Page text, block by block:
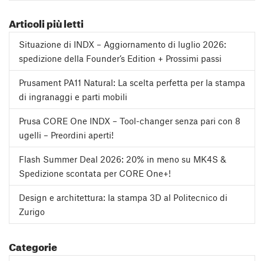
Articoli più letti
Situazione di INDX – Aggiornamento di luglio 2026:
spedizione della Founder’s Edition + Prossimi passi
Prusament PA11 Natural: La scelta perfetta per la stampa
di ingranaggi e parti mobili
Prusa CORE One INDX – Tool-changer senza pari con 8
ugelli – Preordini aperti!
Flash Summer Deal 2026: 20% in meno su MK4S &
Spedizione scontata per CORE One+!
Design e architettura: la stampa 3D al Politecnico di
Zurigo
Categorie